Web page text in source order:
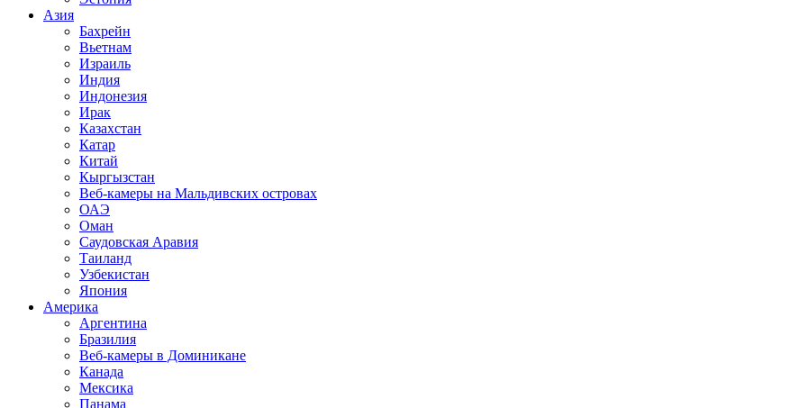
Азия
Бахрейн
Вьетнам
Израиль
Индия
Индонезия
Ирак
Казахстан
Катар
Китай
Кыргызстан
Веб-камеры на Мальдивских островах
ОАЭ
Оман
Саудовская Аравия
Таиланд
Узбекистан
Япония
Америка
Аргентина
Бразилия
Веб-камеры в Доминикане
Канада
Мексика
Панама